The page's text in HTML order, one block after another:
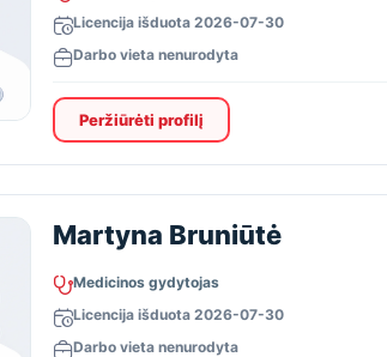
Licencija išduota 2026-07-30
Darbo vieta nenurodyta
Peržiūrėti profilį
Martyna Bruniūtė
Medicinos gydytojas
Licencija išduota 2026-07-30
Darbo vieta nenurodyta